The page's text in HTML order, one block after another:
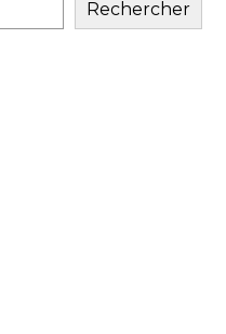
Rechercher